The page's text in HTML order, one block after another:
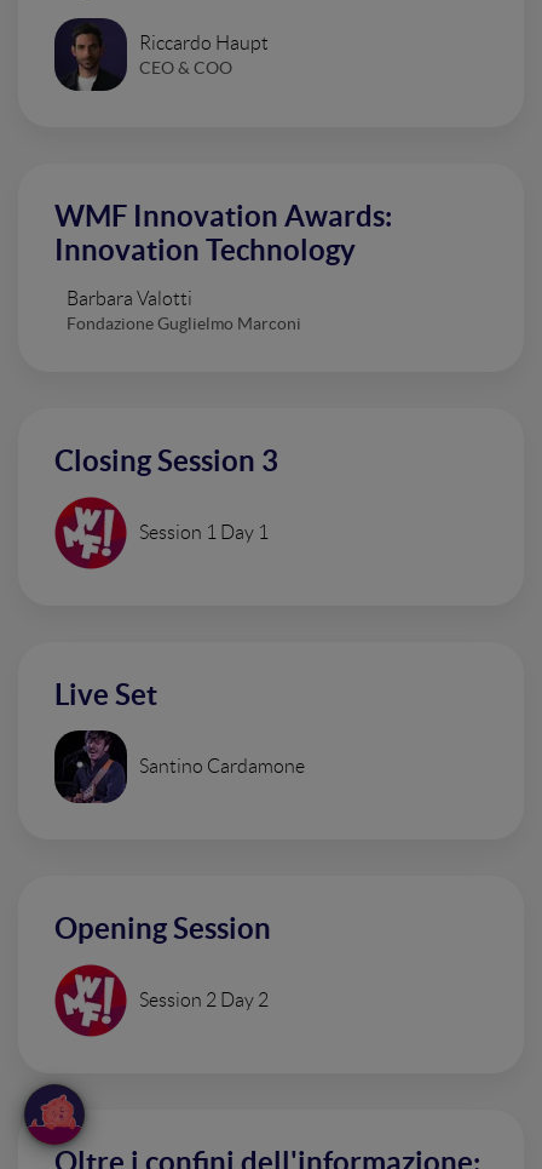
Riccardo Haupt
CEO & COO
WMF Innovation Awards:
Innovation Technology
Barbara Valotti
Fondazione Guglielmo Marconi
Closing Session 3
Session 1 Day 1
Live Set
Santino Cardamone
Opening Session
Session 2 Day 2
Oltre i confini dell'informazione: